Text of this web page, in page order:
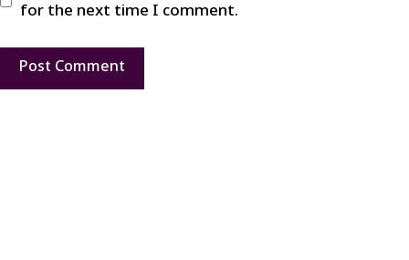
for the next time I comment.